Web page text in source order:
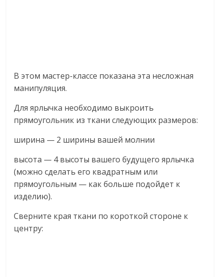
В этом мастер-классе показана эта несложная
манипуляция.
Для ярлычка необходимо выкроить
прямоугольник из ткани следующих размеров:
ширина — 2 ширины вашей молнии
высота — 4 высоты вашего будущего ярлычка
(можно сделать его квадратным или
прямоугольным — как больше подойдет к
изделию).
Сверните края ткани по короткой стороне к
центру: